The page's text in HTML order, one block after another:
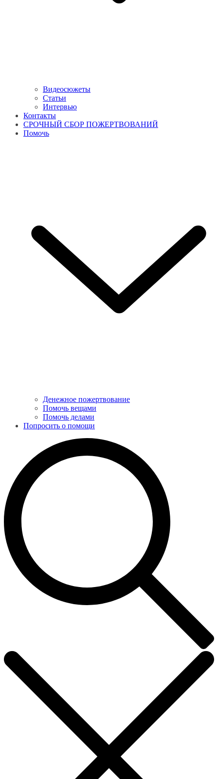
Видеосюжеты
Статьи
Интервью
Контакты
СРОЧНЫЙ СБОР ПОЖЕРТВОВАНИЙ
Помочь
Денежное пожертвование
Помочь вещами
Помочь делами
Попросить о помощи